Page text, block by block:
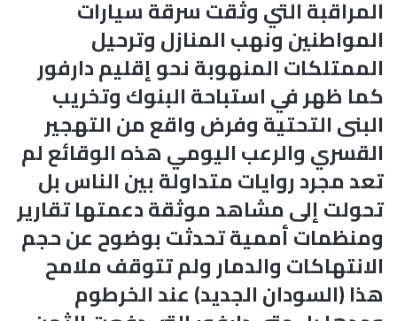
المراقبة التي وثّقت سرقة سيارات
المواطنين ونهب المنازل وترحيل
الممتلكات المنهوبة نحو إقليم دارفور
كما ظهر في استباحة البنوك وتخريب
البنى التحتية وفرض واقع من التهجير
القسري والرعب اليومي هذه الوقائع لم
تعد مجرد روايات متداولة بين الناس بل
تحولت إلى مشاهد موثقة دعمتها تقارير
ومنظمات أممية تحدثت بوضوح عن حجم
الانتهاكات والدمار ولم تتوقف ملامح
هذا (السودان الجديد) عند الخرطوم